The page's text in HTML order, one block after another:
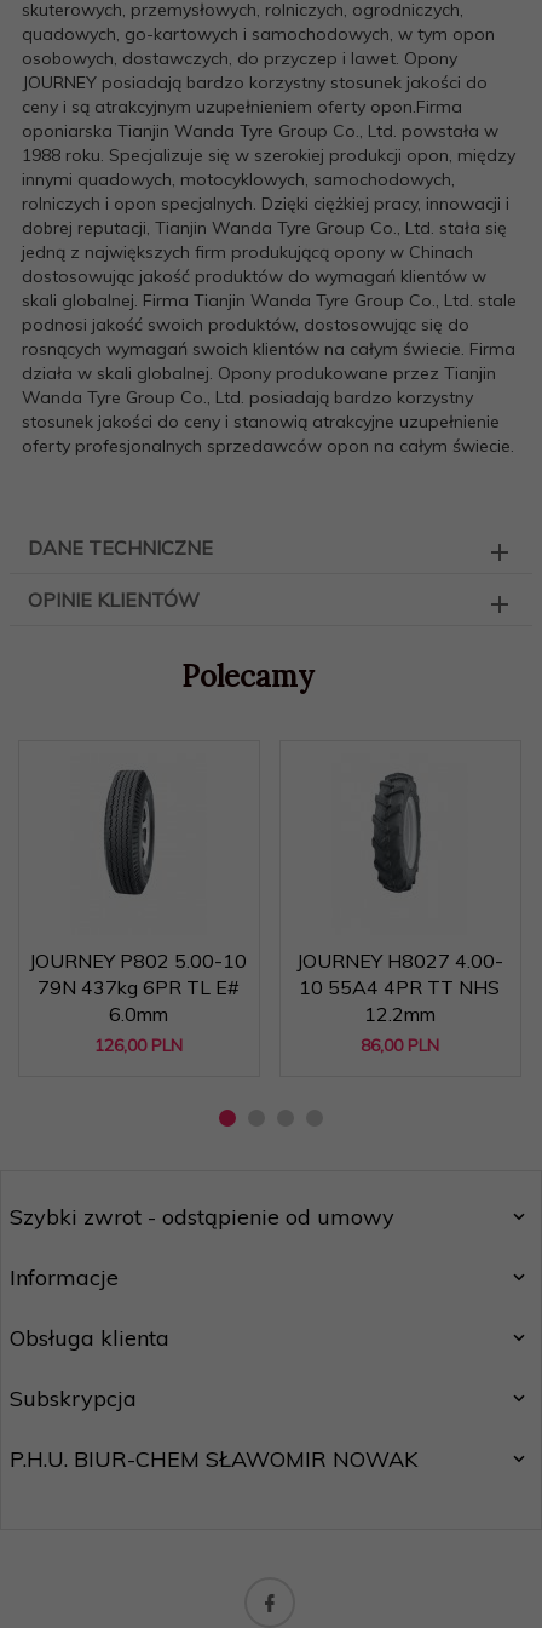
skuterowych, przemysłowych, rolniczych, ogrodniczych,
quadowych, go-kartowych i samochodowych, w tym opon
osobowych, dostawczych, do przyczep i lawet. Opony
JOURNEY posiadają bardzo korzystny stosunek jakości do
ceny i są atrakcyjnym uzupełnieniem oferty opon.Firma
oponiarska Tianjin Wanda Tyre Group Co., Ltd. powstała w
1988 roku. Specjalizuje się w szerokiej produkcji opon, między
innymi quadowych, motocyklowych, samochodowych,
rolniczych i opon specjalnych. Dzięki ciężkiej pracy, innowacji i
dobrej reputacji, Tianjin Wanda Tyre Group Co., Ltd. stała się
jedną z największych firm produkującą opony w Chinach
dostosowując jakość produktów do wymagań klientów w
skali globalnej. Firma Tianjin Wanda Tyre Group Co., Ltd. stale
podnosi jakość swoich produktów, dostosowując się do
rosnących wymagań swoich klientów na całym świecie. Firma
działa w skali globalnej. Opony produkowane przez Tianjin
Wanda Tyre Group Co., Ltd. posiadają bardzo korzystny
stosunek jakości do ceny i stanowią atrakcyjne uzupełnienie
oferty profesjonalnych sprzedawców opon na całym świecie.
DANE TECHNICZNE
OPINIE KLIENTÓW
Polecamy
JOURNEY P802 5.00-10
79N 437kg 6PR TL E#
6.0mm
126,00 PLN
JOURNEY H8027 4.00-
10 55A4 4PR TT NHS
12.2mm
86,00 PLN
Szybki zwrot - odstąpienie od umowy
Informacje
Obsługa klienta
Subskrypcja
P.H.U. BIUR-CHEM SŁAWOMIR NOWAK